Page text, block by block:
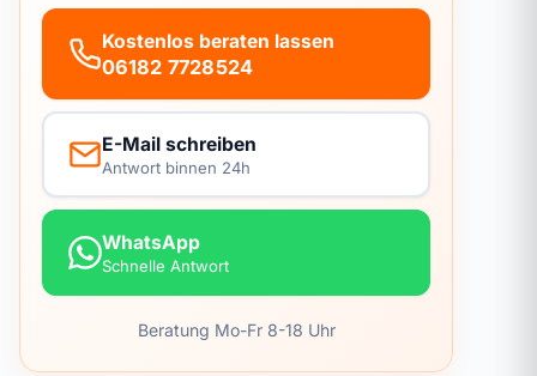
Kostenlos beraten lassen
06182 7728524
E-Mail schreiben
Antwort binnen 24h
WhatsApp
Schnelle Antwort
Beratung Mo-Fr 8-18 Uhr